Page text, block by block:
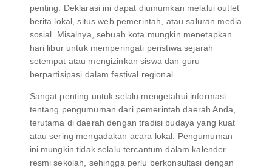
penting. Deklarasi ini dapat diumumkan melalui outlet
berita lokal, situs web pemerintah, atau saluran media
sosial. Misalnya, sebuah kota mungkin menetapkan
hari libur untuk memperingati peristiwa sejarah
setempat atau mengizinkan siswa dan guru
berpartisipasi dalam festival regional.
Sangat penting untuk selalu mengetahui informasi
tentang pengumuman dari pemerintah daerah Anda,
terutama di daerah dengan tradisi budaya yang kuat
atau sering mengadakan acara lokal. Pengumuman
ini mungkin tidak selalu tercantum dalam kalender
resmi sekolah, sehingga perlu berkonsultasi dengan